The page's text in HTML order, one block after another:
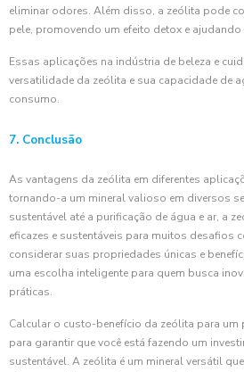
eliminar odores. Além disso, a zeólita pode
pele, promovendo um efeito detox e ajudando
Essas aplicações na indústria de beleza e
versatilidade da zeólita e sua capacidade de
consumo.
7. Conclusão
As vantagens da zeólita em diferentes
tornando-a um mineral valioso em diversos
sustentável até a purificação de água e ar, a
eficazes e sustentáveis para muitos desafios
considerar suas propriedades únicas e
uma escolha inteligente para quem busca
práticas.
Calcular o custo-benefício da zeólita para um
para garantir que você está fazendo um
sustentável. A zeólita é um mineral versátil